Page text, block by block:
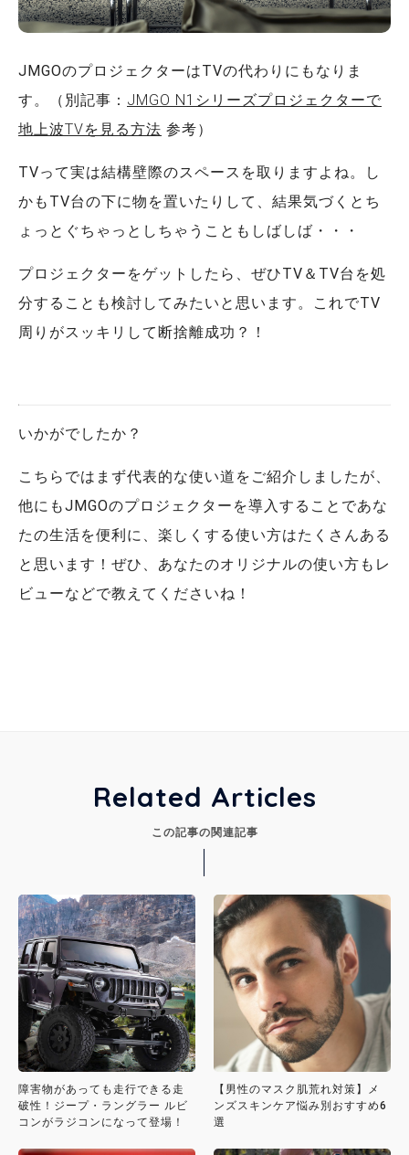
JMGOのプロジェクターはTVの代わりにもなりま
す。（別記事： JMGO N1シリーズプロジェクターで
地上波TVを見る方法 参考）
TVって実は結構壁際のスペースを取りますよね。し
かもTV台の下に物を置いたりして、結果気づくとち
ょっとぐちゃっとしちゃうこともしばしば・・・
プロジェクターをゲットしたら、ぜひTV＆TV台を処
分することも検討してみたいと思います。これでTV
周りがスッキリして断捨離成功？！
いかがでしたか？
こちらではまず代表的な使い道をご紹介しましたが、
他にもJMGOのプロジェクターを導入することであな
たの生活を便利に、楽しくする使い方はたくさんある
と思います！ぜひ、あなたのオリジナルの使い方もレ
ビューなどで教えてくださいね！
Related Articles
この記事の関連記事
障害物があっても走行できる走
破性！ジープ・ラングラー ルビ
コンがラジコンになって登場！
【男性のマスク肌荒れ対策】メ
ンズスキンケア悩み別おすすめ6
選